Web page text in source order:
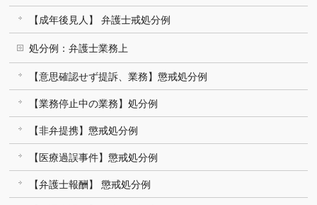
【成年後見人】 弁護士戒処分例
処分例：弁護士業務上
【意思確認せず提訴、業務】懲戒処分例
【業務停止中の業務】処分例
【非弁提携】懲戒処分例
【医療過誤事件】懲戒処分例
【弁護士報酬】 懲戒処分例